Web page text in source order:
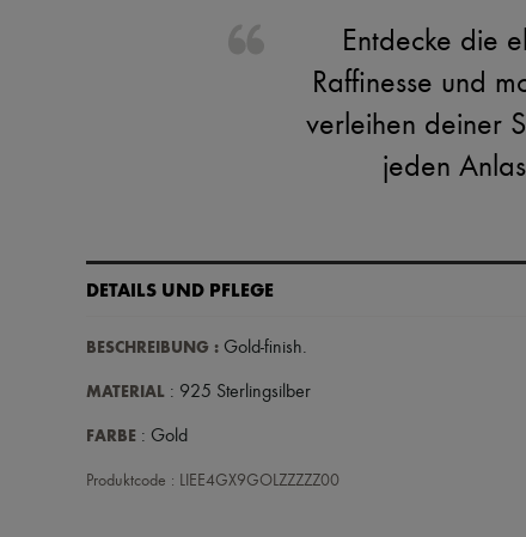
Entdecke die
Raffinesse und
verleihen deiner
jeden
DETAILS UND PFLEGE
BESCHREIBUNG : Gold-finish.
MATERIAL : 925 Sterlingsilber
FARBE : Gold
Produktcode : LIEE4GX9GOLZZZZZ00